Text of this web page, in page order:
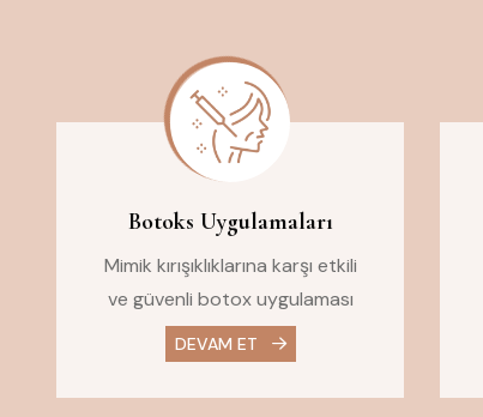
Botoks Uygulamaları
Mimik kırışıklıklarına karşı etkili
ve güvenli botox uygulaması
DEVAM ET